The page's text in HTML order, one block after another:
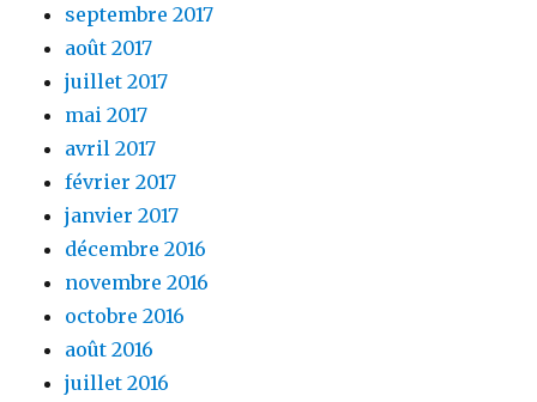
septembre 2017
août 2017
juillet 2017
mai 2017
avril 2017
février 2017
janvier 2017
décembre 2016
novembre 2016
octobre 2016
août 2016
juillet 2016